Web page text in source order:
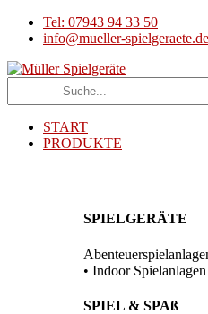
Tel: 07943 94 33 50
info@mueller-spielgeraete.de
START
PRODUKTE
SPIELGERÄTE
• Indoor
SPIEL & SPAß